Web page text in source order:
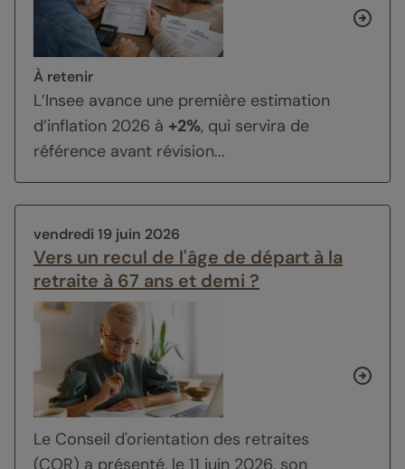
À retenir
L’Insee avance une première estimation
d’inflation 2026 à +2%, qui servira de
référence avant révision...
vendredi 19 juin 2026
Vers un recul de l'âge de départ à la
retraite à 67 ans et demi ?
Le Conseil d'orientation des retraites